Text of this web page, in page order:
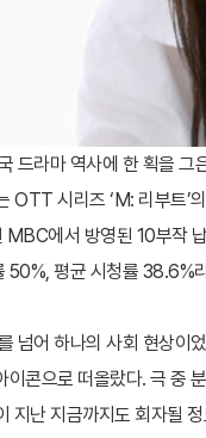
드라마 역사에 한 획을 그
OTT 시리즈 ‘M: 리부트’
에서 방영된 10부작
50%, 평균 시청률 38.6%
넘어 하나의 사회 현상이
이콘으로 떠올랐다. 극 중
지난 지금까지도 회자될